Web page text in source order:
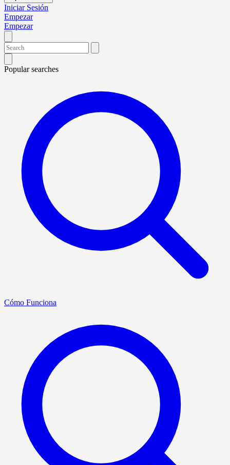
Iniciar Sesión
Empezar
Empezar
Popular searches
Cómo Funciona